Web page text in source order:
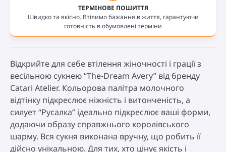
ТЕРМІНОВЕ ПОШИТТЯ
Швидко та якісно. Втілимо бажання в життя, гарантуючи
готовність в обумовлені терміни
Відкрийте для себе втілення жіночності і грації з
весільною сукнею “The-Dream Avery” від бренду
Catari Atelier. Кольорова палітра молочного
відтінку підкреслює ніжність і витонченість, а
силует “Русалка” ідеально підкреслює ваші форми,
додаючи образу справжнього королівського
шарму. Вся сукня виконана вручну, що робить її
дійсно унікальною. Для тих, хто цінує якість і